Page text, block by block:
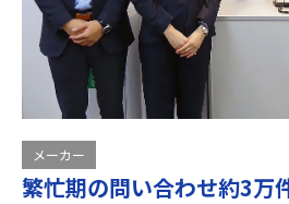
メーカー
繁忙期の問い合わせ約3万